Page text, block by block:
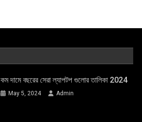
কম দামে বছরের সেরা ল্যাপটপ গুলোর তালিকা 2024
May 5, 2024 Admin